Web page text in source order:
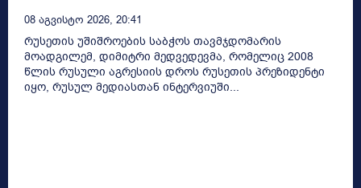
08 Აგვისტო 2026, 20:41
რუსეთის უშიშროების საბჭოს თავმჯდომარის
მოადგილემ, დიმიტრი მედვედევმა, რომელიც 2008
წლის რუსული აგრესიის დროს რუსეთის პრეზიდენტი
იყო, რუსულ მედიასთან ინტერვიუში...